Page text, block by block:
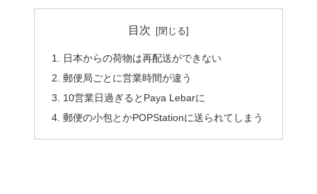
目次
日本からの荷物は再配送ができない
郵便局ごとに営業時間が違う
10営業日過ぎるとPaya Lebarに
郵便の小包とかPOPStationに送られてしまう